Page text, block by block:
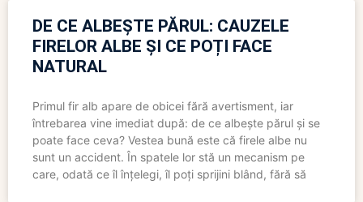
DE CE ALBEȘTE PĂRUL: CAUZELE
FIRELOR ALBE ȘI CE POȚI FACE
NATURAL
Primul fir alb apare de obicei fără avertisment, iar
întrebarea vine imediat după: de ce albește părul și se
poate face ceva? Vestea bună este că firele albe nu
sunt un accident. În spatele lor stă un mecanism pe
care, odată ce îl înțelegi, îl poți sprijini blând, fără să